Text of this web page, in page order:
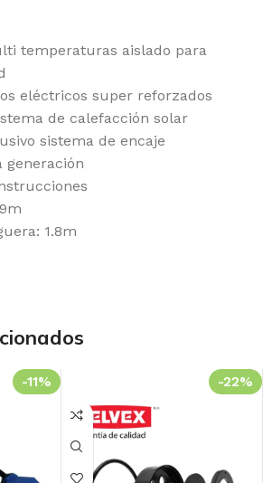
temperaturas aislado para
eléctricos super reforzados
de calefacción solar
sistema de encaje
generación
1.8m
-11% -22%